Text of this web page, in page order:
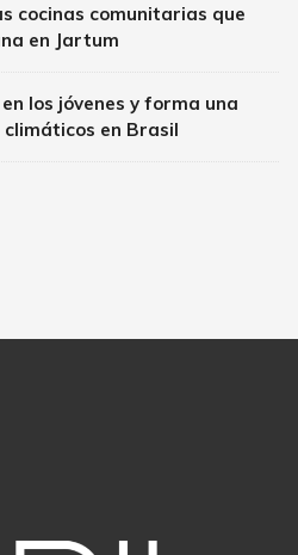
cocinas comunitarias que
en Jartum
los jóvenes y forma una
en Brasil